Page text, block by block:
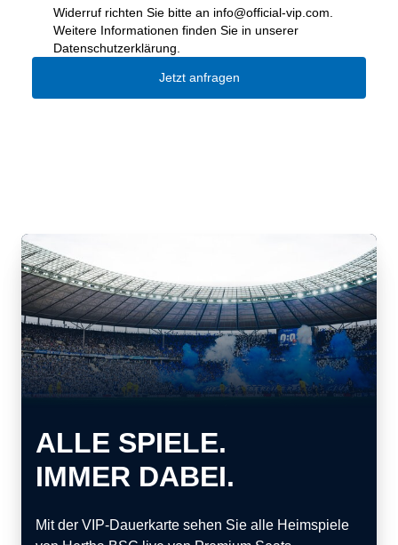
Widerruf richten Sie bitte an info@official-vip.com
Weitere Informationen finden Sie in unserer
Datenschutzerklärung.
Jetzt anfragen
ALLE SPIELE.
IMMER DABEI.
Mit der VIP-Dauerkarte sehen Sie alle Heimspiele